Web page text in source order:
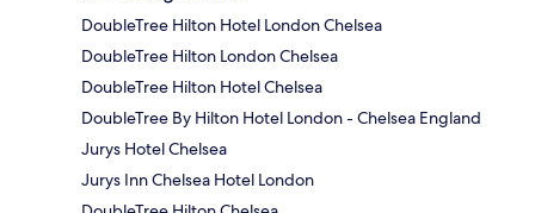
DoubleTree Hilton Hotel London Chelsea
DoubleTree Hilton London Chelsea
DoubleTree Hilton Hotel Chelsea
DoubleTree By Hilton Hotel London - Chelsea England
Jurys Hotel Chelsea
Jurys Inn Chelsea Hotel London